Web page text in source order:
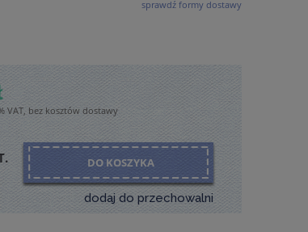
sprawdź formy dostawy
VAT, bez kosztów dostawy
DO KOSZYKA
dodaj do przechowalni